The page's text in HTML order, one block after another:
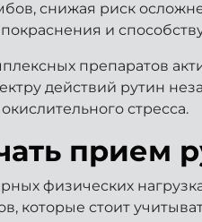
снижая риск
и
препаратов
действий рутин
стресса.
прием
физических
которые стоит